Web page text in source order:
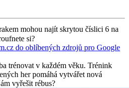
mohou najít skrytou číslici 6 na
si?
do oblíbených zdrojů pro Google
trénovat v každém věku. Trénink
her pomáhá vytvářet nová
vyřešit rébus?